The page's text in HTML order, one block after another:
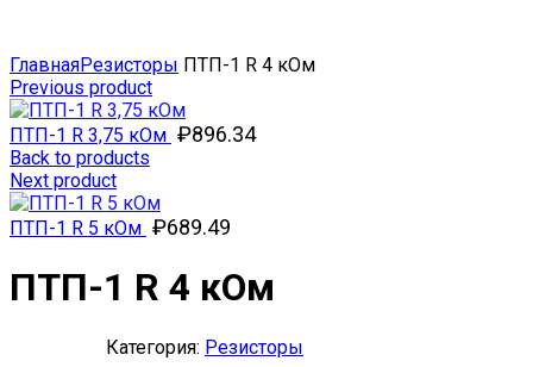
ГлавнаяРезисторы ПТП-1 R 4 кОм
Previous product
ПТП-1 R 3,75 кОм ₽896.34
Back to products
Next product
ПТП-1 R 5 кОм ₽689.49
ПТП-1 R 4 кОм
Категория: Резисторы